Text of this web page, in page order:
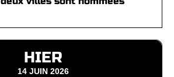
HIER
14 JUIN 2026